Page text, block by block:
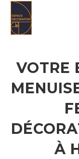
content
VOTRE
À